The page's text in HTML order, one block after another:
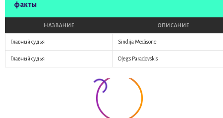
факты
НАЗВАНИЕ ОПИСАНИЕ
Главный судья Sindija Medisone
Главный судья Oļegs Paradovskis